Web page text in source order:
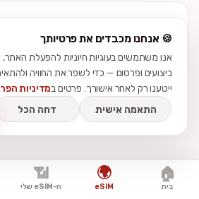
5 GB
30 ימים 4G רשת Cho!
🍪 אנחנו מכבדים את פרטיותך
אנו משתמשים בעוגיות חיוניות להפעלת האתר,
ביצועים ופרסום — כדי לשפר את החוויה
ייטענו רק לאחר אישורך. פרטים במדיניות
התאמה אישית
דחה הכל
🏠
בית
🌍
eSIM
📶
ה-eSIM שלי